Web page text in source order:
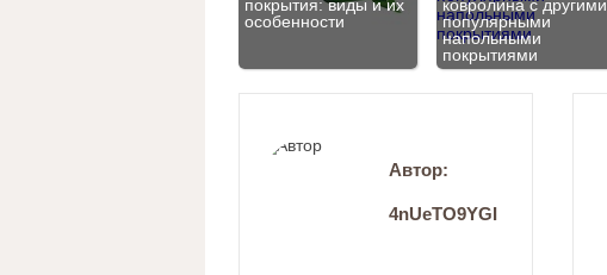
покрытия: виды и их
особенности
ковролина с другими
популярными
напольными
покрытиями
Автор:
4nUeTO9YGI